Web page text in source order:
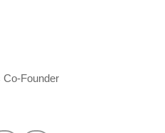
Co-Founder